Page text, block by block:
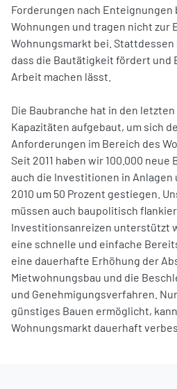
Forderungen nach Enteignungen
Wohnungen und tragen nicht zur
Wohnungsmarkt bei.
dass die Bautätigkeit fördert und
Arbeit machen lässt.
Die Baubranche hat in den
Kapazitäten aufgebaut, um sich
Anforderungen im Bereich des
Seit 2011 haben wir 100.000
auch die Investitionen in Anlagen
2010 um 50 Prozent gestiegen.
müssen auch baupolitisch
Investitionsanreizen unterstützt
eine schnelle und einfache
eine dauerhafte Erhöhung der
Mietwohnungsbau und die
und Genehmigungsverfahren.
günstiges Bauen ermöglicht,
Wohnungsmarkt dauerhaft